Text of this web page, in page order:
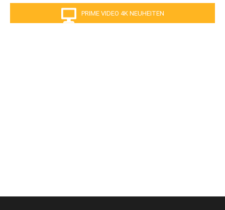
PRIME VIDEO 4K NEUHEITEN